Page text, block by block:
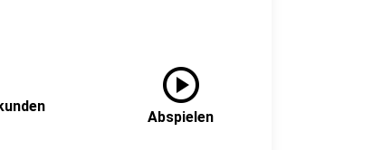
play_circle
Abspielen